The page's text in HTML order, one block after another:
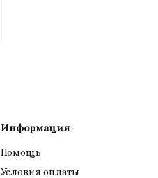
Информация
Помощь
Условия оплаты